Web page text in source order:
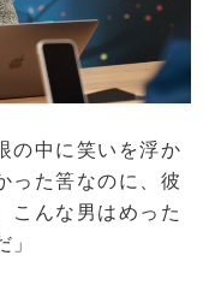
の中に笑いを浮か
った筈なのに、彼
こんな男はめった
」